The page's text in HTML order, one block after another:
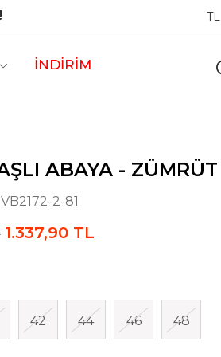
TL
İNDİRİM
ABAYA - ZÜMRÜT
VB2172-2-81
1.337,90 TL
42 44 46 48